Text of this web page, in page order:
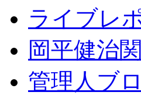
ライブレ
岡平健治
管理人ブ